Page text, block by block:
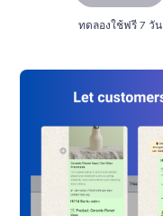
ทดลองใช้ฟรี 7 วัน